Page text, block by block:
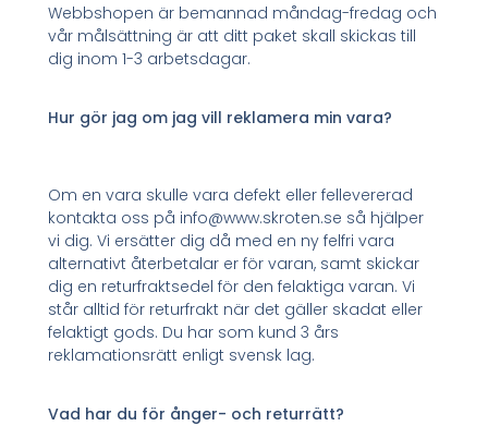
Webbshopen är bemannad måndag-fredag och
vår målsättning är att ditt paket skall skickas till
dig inom 1-3 arbetsdagar.
Hur gör jag om jag vill reklamera min vara?
Om en vara skulle vara defekt eller fellevererad
kontakta oss på info@www.skroten.se så hjälper
vi dig. Vi ersätter dig då med en ny felfri vara
alternativt återbetalar er för varan, samt skickar
dig en returfraktsedel för den felaktiga varan. Vi
står alltid för returfrakt när det gäller skadat eller
felaktigt gods. Du har som kund 3 års
reklamationsrätt enligt svensk lag.
Vad har du för ånger- och returrätt?